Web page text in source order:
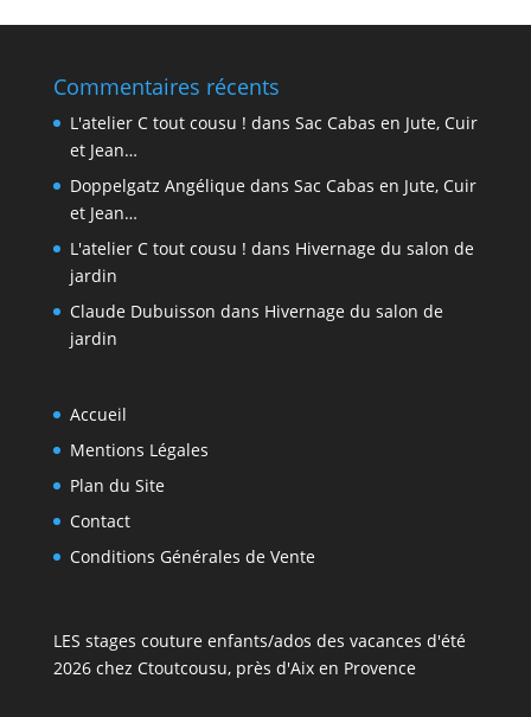
Commentaires récents
L'atelier C tout cousu ! dans Sac Cabas en Jute, Cuir
et Jean…
Doppelgatz Angéliquedans Sac Cabas en Jute, Cuir
et Jean…
L'atelier C tout cousu ! dans Hivernage du salon de
jardin
Claude Dubuisson dans Hivernage du salon de
jardin
Accueil
Mentions Légales
Plan du Site
Contact
Conditions Générales de Vente
LES stages couture enfants/ados des vacances d'été
2026 chez Ctoutcousu, près d'Aix en Provence